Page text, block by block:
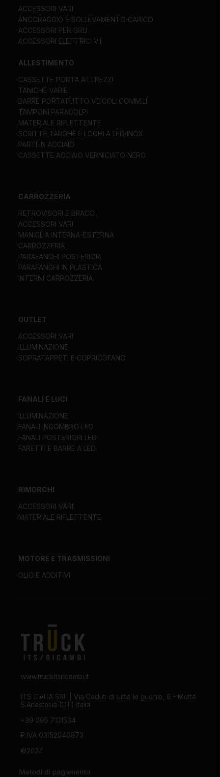
ACCESSORI VARI
ANCORAGGIO E SOLLEVAMENTO CARICO
ACCESSORI PER GRU
ACCESSORI ELETTRICI V.I.
ALLESTIMENTO
CASSETTE PORTA ATTREZZI
TANICHE VARIE
BARRE PORTATUTTO VEICOLI COMM.LI
TAMPONI PARACOLPI
MATERIALE RIFLETTENTE
SCRITTE,TARGHE E LOGHI A LED/INOX
PARTI IN ACCIAIO
CASSETTE ACCIAIO VERNICIATO NERO
CARROZZERIA
RETROVISORI E BRACCI
ACCESSORI VARI
MANIGLIA INTERNA-ESTERNA
CARROZZERIA
PARAFANGHI POSTERIORI
PARAFANGHI IN PLASTICA
INTERNI CARROZZERIA
OUTLET
ACCESSORI VARI
ILLUMINAZIONE
SOPRATAPPETI E COPRICOFANO
FANALI E LUCI
ILLUMINAZIONE
FANALI INGOMBRO LED
FANALI POSTERIORI LED
FARETTI E BARRE A LED
RIMORCHI
ACCESSORI VARI
MATERIALE RIFLETTENTE
MOTORE E TRASMISSIONI
OLIO E ADDITIVI
www.truckitsricambi.it
ITS ITALIA SRL | Via Caduti di tutte le guerre, 6 - Motta
S.Anastasia (CT) Italia
+39 095 7131534
P.IVA 03152040873
©2024